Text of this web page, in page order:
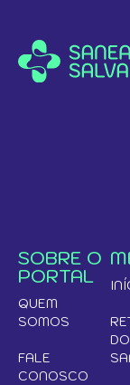
SOBRE O
PORTAL
QUEM
SOMOS
FALE
CONOSCO
DO